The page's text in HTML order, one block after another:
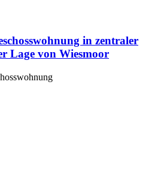
in zentraler
Lage von Wiesmoor